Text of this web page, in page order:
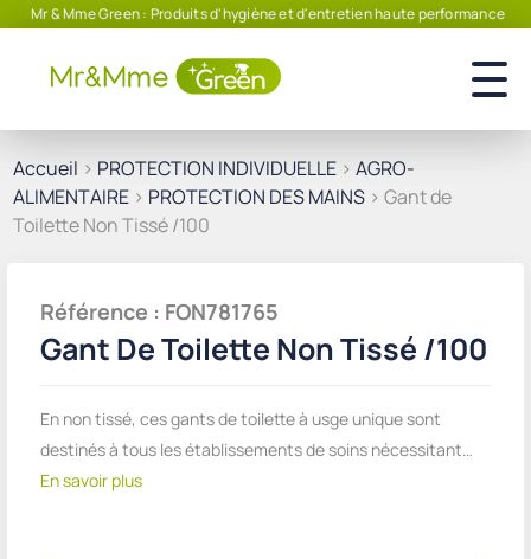
Mr & Mme Green : Produits d'hygiène et d'entretien haute performance
Accueil > PROTECTION INDIVIDUELLE > AGRO-
ALIMENTAIRE > PROTECTION DES MAINS > Gant de
Toilette Non Tissé /100
Référence : FON781765
Gant De Toilette Non Tissé /100
En non tissé, ces gants de toilette à usge unique sont
destinés à tous les établissements de soins nécessitant…
En savoir plus